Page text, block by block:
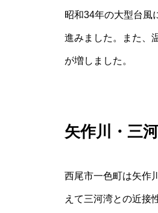
昭和34年の大型台風
進みました。また、
が増しました。
矢作川・三
西尾市一色町は矢作
えて三河湾との近接